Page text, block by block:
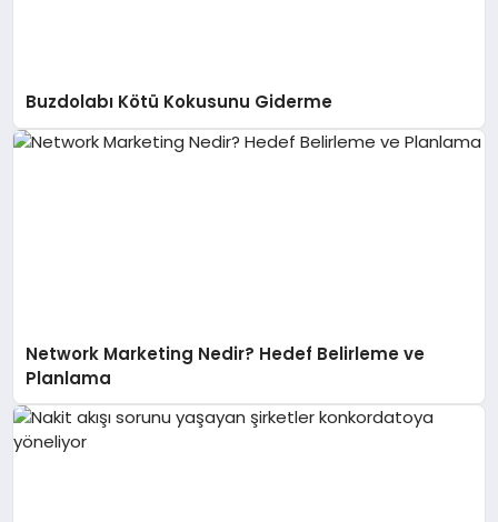
Buzdolabı Kötü Kokusunu Giderme
Network Marketing Nedir? Hedef Belirleme ve
Planlama